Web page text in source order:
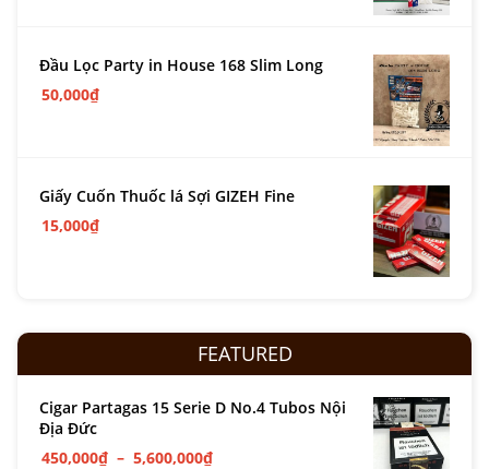
Đầu Lọc Party in House 168 Slim Long
50,000₫
Giấy Cuốn Thuốc lá Sợi GIZEH Fine
15,000₫
FEATURED
Cigar Partagas 15 Serie D No.4 Tubos Nội
Địa Đức
450,000₫ – 5,600,000₫